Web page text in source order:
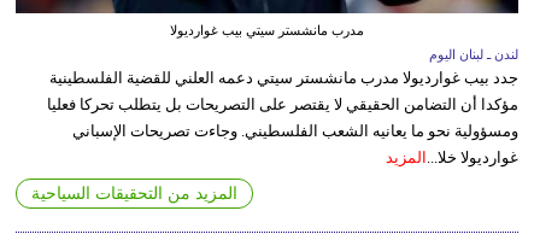
مدرب مانشستر سيتي بيب غوارديولا
لندن ـ لبنان اليوم
جدد بيب غوارديولا مدرب مانشستر سيتي دعمه العلني للقضية الفلسطينية
مؤكدا أن التضامن الحقيقي لا يقتصر على التصريحات بل يتطلب تحركا فعليا
ومسؤولية نحو ما يعانيه الشعب الفلسطيني. وجاءت تصريحات الإسباني
غوارديولا خلا...
المزيد
المزيد من التحقيقات السياحية